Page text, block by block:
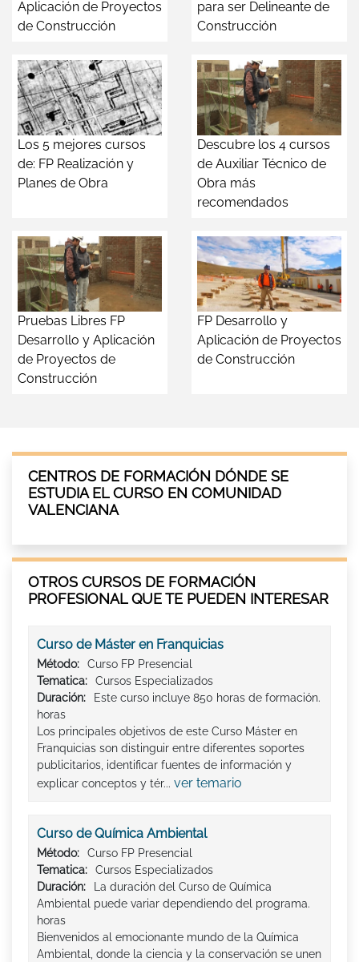
Aplicación de Proyectos
de Construcción
para ser Delineante de
Construcción
Los 5 mejores cursos
de: FP Realización y
Planes de Obra
Descubre los 4 cursos
de Auxiliar Técnico de
Obra más
recomendados
Pruebas Libres FP
Desarrollo y Aplicación
de Proyectos de
Construcción
FP Desarrollo y
Aplicación de Proyectos
de Construcción
CENTROS DE FORMACIÓN DÓNDE SE
ESTUDIA EL CURSO EN COMUNIDAD
VALENCIANA
OTROS CURSOS DE FORMACIÓN
PROFESIONAL QUE TE PUEDEN INTERESAR
Curso de Máster en Franquicias
Método:
Curso FP Presencial
Tematica:
Cursos Especializados
Duración:
Este curso incluye 850 horas de formación.
horas
Los principales objetivos de este Curso Máster en
Franquicias son distinguir entre diferentes soportes
publicitarios, identificar fuentes de información y
explicar conceptos y tér... ver temario
Curso de Química Ambiental
Método:
Curso FP Presencial
Tematica:
Cursos Especializados
Duración:
La duración del Curso de Química
Ambiental puede variar dependiendo del programa.
horas
Bienvenidos al emocionante mundo de la Química
Ambiental, donde la ciencia y la conservación se unen